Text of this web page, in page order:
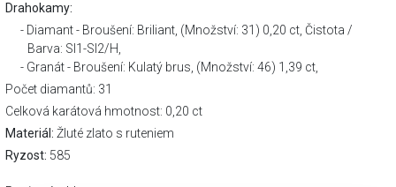
Drahokamy:
Diamant - Broušení: Briliant, (Množství: 31) 0,20 ct, Čistota /
Barva: SI1-SI2/H,
Granát - Broušení: Kulatý brus, (Množství: 46) 1,39 ct,
Počet diamantů: 31
Celková karátová hmotnost: 0,20 ct
Materiál: Žluté zlato s ruteniem
Ryzost: 585